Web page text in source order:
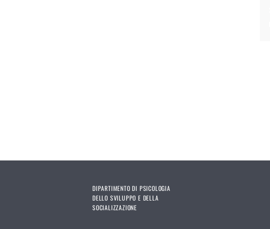
DIPARTIMENTO DI PSICOLOGIA
DELLO SVILUPPO E DELLA
SOCIALIZZAZIONE